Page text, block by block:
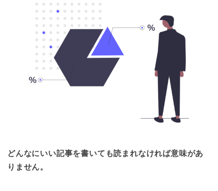
どんなにいい記事を書いても読まれなければ意味があ
りません。